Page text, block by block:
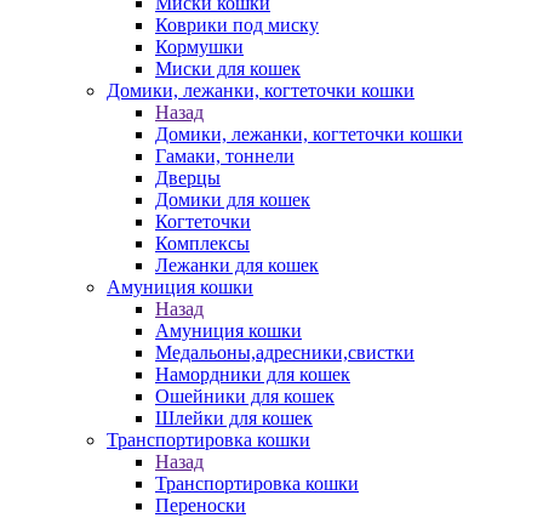
Коврики под миску
Кормушки
Миски для кошек
Домики, лежанки, когтеточки кошки
Назад
Домики, лежанки, когтеточки кошки
Гамаки, тоннели
Дверцы
Домики для кошек
Когтеточки
Комплексы
Лежанки для кошек
Амуниция кошки
Назад
Амуниция кошки
Медальоны,адресники,свистки
Намордники для кошек
Ошейники для кошек
Шлейки для кошек
Транспортировка кошки
Назад
Транспортировка кошки
Переноски